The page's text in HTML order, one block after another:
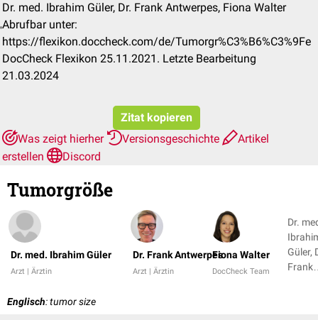
Dr. med. Ibrahim Güler, Dr. Frank Antwerpes, Fiona Walter
Abrufbar unter:
https://flexikon.doccheck.com/de/Tumorgr%C3%B6%C3%9Fe
DocCheck Flexikon 25.11.2021. Letzte Bearbeitung
21.03.2024
Zitat kopieren
Was zeigt hierher
Versionsgeschichte
Artikel
erstellen
Discord
Tumorgröße
Dr. med. Ibrahim Güler
Arzt | Ärztin
Dr. Frank Antwerpes
Arzt | Ärztin
Fiona Walter
DocCheck Team
Dr.
Güler,
Frank
Englisch: tumor size